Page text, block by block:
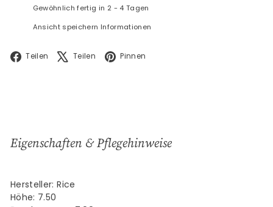
Gewöhnlich fertig in 2 - 4 Tagen
Ansicht speichern Informationen
Teilen Facebook
Teilen X Pinnen
Eigenschaften & Pflegehinweise
Hersteller: Rice
Höhe: 7.50